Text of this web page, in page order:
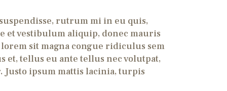
rutrum mi in eu quis,
et vestibulum aliquip, donec mauris
sit magna congue ridiculus sem
et, tellus eu ante tellus nec volutpat,
ipsum mattis lacinia, turpis